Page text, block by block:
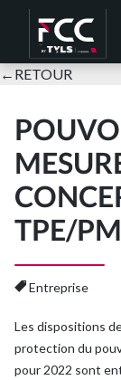
← RETOUR
Qui
Nos équipes
Parole à
Nos expertises
TPE/
Entreprise
Les dispositions
protection du
pour 2022 sont